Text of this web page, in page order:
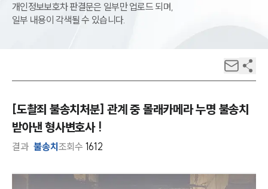
개인정보보호차 판결문은 일부만 업로드 되며,
일부 내용이 각색될 수 있습니다.
[도촬죄 불송치처분] 관계 중 몰래카메라 누명 불송치
받아낸 형사변호사 !
결과 불송치 조회수 1612